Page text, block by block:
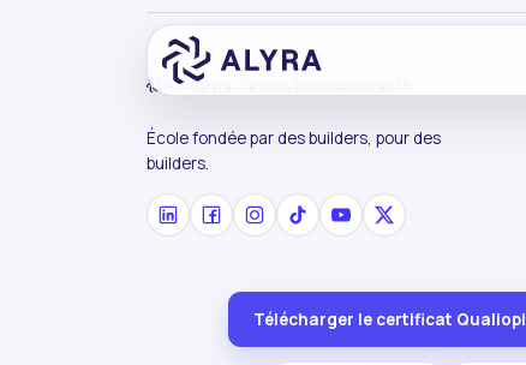
Alyra, l'école Blockchain et IA
École fondée par des builders, pour des
builders.
Télécharger le certificat Qualiopi